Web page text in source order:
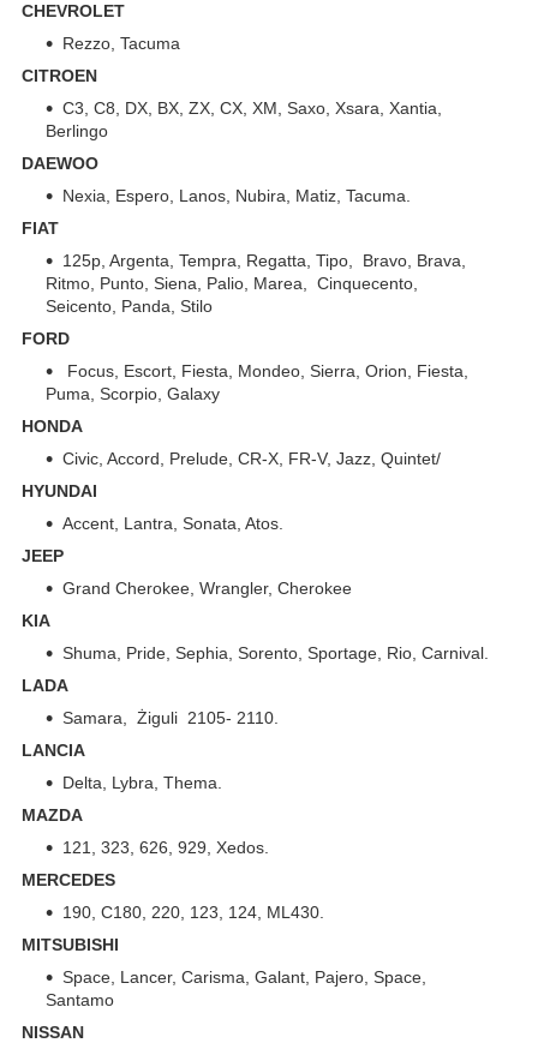
CHEVROLET
Rezzo, Tacuma
CITROEN
C3, C8, DX, BX, ZX, CX, XM, Saxo, Xsara, Xantia,
Berlingo
DAEWOO
Nexia, Espero, Lanos, Nubira, Matiz, Tacuma.
FIAT
125p, Argenta, Tempra, Regatta, Tipo, Bravo, Brava,
Ritmo, Punto, Siena, Palio, Marea, Cinquecento,
Seicento, Panda, Stilo
FORD
Focus, Escort, Fiesta, Mondeo, Sierra, Orion, Fiesta,
Puma, Scorpio, Galaxy
HONDA
Civic, Accord, Prelude, CR-X, FR-V, Jazz, Quintet/
HYUNDAI
Accent, Lantra, Sonata, Atos.
JEEP
Grand Cherokee, Wrangler, Cherokee
KIA
Shuma, Pride, Sephia, Sorento, Sportage, Rio, Carnival.
LADA
Samara, Żiguli 2105- 2110.
LANCIA
Delta, Lybra, Thema.
MAZDA
121, 323, 626, 929, Xedos.
MERCEDES
190, C180, 220, 123, 124, ML430.
MITSUBISHI
Space, Lancer, Carisma, Galant, Pajero, Space,
Santamo
NISSAN